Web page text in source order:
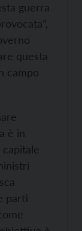
guerra
questa
campo
è in
parti